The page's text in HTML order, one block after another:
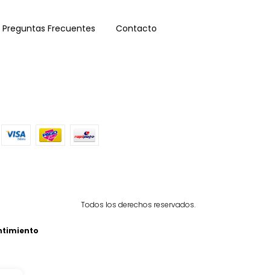
Preguntas Frecuentes Contacto
Todos los derechos reservados.